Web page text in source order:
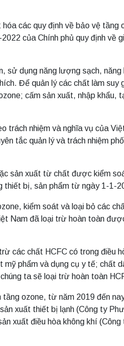
các quy định về bảo vệ
của Chính phủ quy định về
sử dụng năng lượng sạch,
Để quản lý các chất làm
cấm sản xuất, nhập khẩu,
trách nhiệm và nghĩa vụ của
tắc quản lý và trách nhiệm
sản xuất từ chất được kiểm
thiết bị, sản phẩm từ ngày 1-1-
kiểm soát và loại bỏ các
Nam đã loại trừ hoàn toàn
các chất HCFC có trong điều
mỹ phẩm và dụng cụ y tế;
ta sẽ loại trừ hoàn toàn
ozone, từ năm 2019 đến
xuất thiết bị lạnh (Công ty
xuất điều hòa không khí